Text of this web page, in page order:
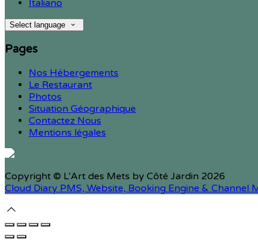
Italiano
Select language
Pages
Nos Hébergements
Le Restaurant
Photos
Situation Géographique
Contactez Nous
Mentions légales
Copyright © L'Art des Mets by Côté Jardin 2026
Cloud Diary PMS, Website, Booking Engine & Channel